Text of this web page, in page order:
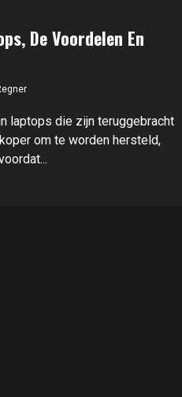
De Voordelen En
laptops die zijn teruggebracht
om te worden hersteld,